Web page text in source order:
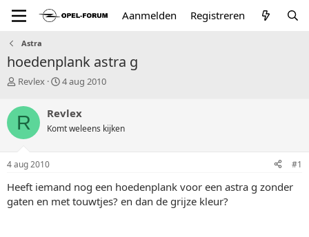
Aanmelden Registreren
Astra
hoedenplank astra g
T
p
i
c
s
a
t
e
Revlex
S
r
t
a
m
4 aug 2010
R Revlex
Komt weleens kijken
4 aug 2010 #1
Heeft iemand nog een hoedenplank voor een astra g zonder
gaten en met touwtjes? en dan de grijze kleur?